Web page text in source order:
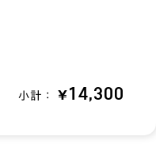
小計： ¥14,300